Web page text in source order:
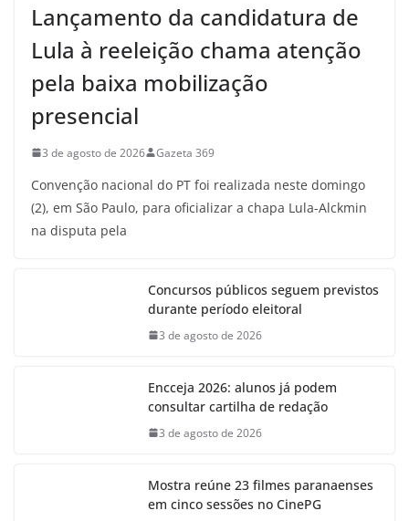
Lançamento da candidatura de
Lula à reeleição chama atenção
pela baixa mobilização
presencial
3 de agosto de 2026 Gazeta 369
Convenção nacional do PT foi realizada neste domingo
(2), em São Paulo, para oficializar a chapa Lula-Alckmin
na disputa pela
Concursos públicos seguem previstos
durante período eleitoral
3 de agosto de 2026
Encceja 2026: alunos já podem
consultar cartilha de redação
3 de agosto de 2026
Mostra reúne 23 filmes paranaenses
em cinco sessões no CinePG